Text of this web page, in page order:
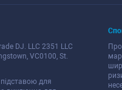
DJ. LLC 2351 LLC
VC0100, St.
підcтавою для